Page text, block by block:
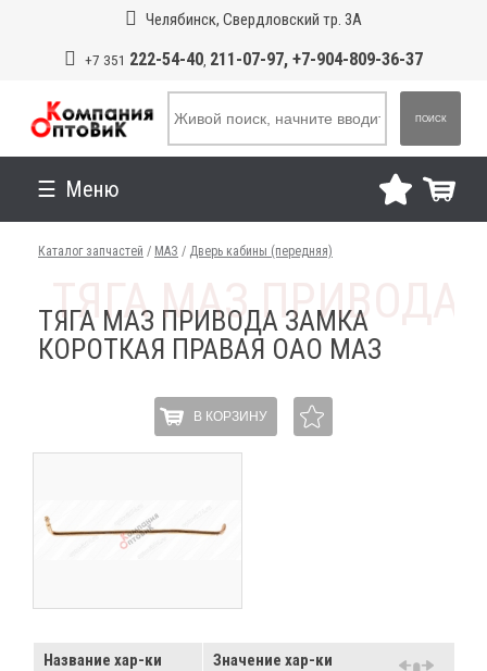
Челябинск, Свердловский тр. 3А
+7 351 222-54-40, 211-07-97, +7-904-809-36-37
ПОИСК
Меню
Каталог запчастей / МАЗ / Дверь кабины (передняя)
ТЯГА МАЗ ПРИВОДА ЗАМКА
КОРОТКАЯ ПРАВАЯ ОАО МАЗ
В КОРЗИНУ
Название хар-ки
Значение хар-ки